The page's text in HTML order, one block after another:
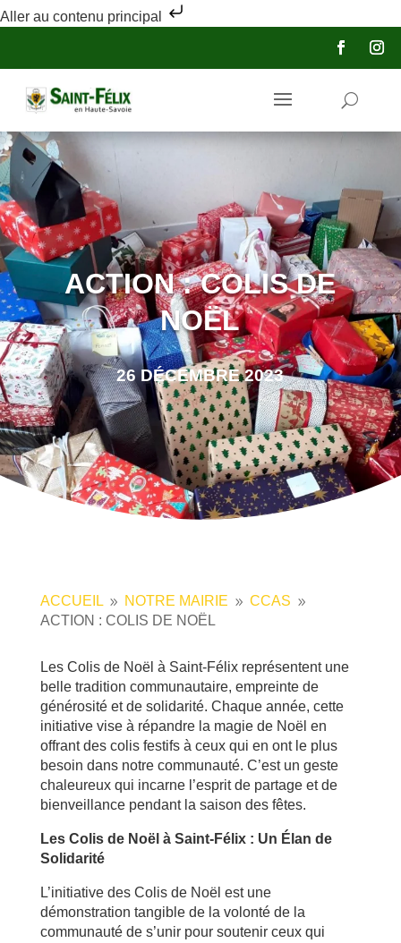
Aller au contenu principal
ACTION : COLIS DE
NOËL
26 DÉCEMBRE 2023
ACCUEIL 9 NOTRE MAIRIE 9 CCAS 9
ACTION : COLIS DE NOËL
Les Colis de Noël à Saint-Félix représentent une
belle tradition communautaire, empreinte de
générosité et de solidarité. Chaque année, cette
initiative vise à répandre la magie de Noël en
offrant des colis festifs à ceux qui en ont le plus
besoin dans notre communauté. C’est un geste
chaleureux qui incarne l’esprit de partage et de
bienveillance pendant la saison des fêtes.
Les Colis de Noël à Saint-Félix : Un Élan de
Solidarité
L’initiative des Colis de Noël est une
démonstration tangible de la volonté de la
communauté de s’unir pour soutenir ceux qui